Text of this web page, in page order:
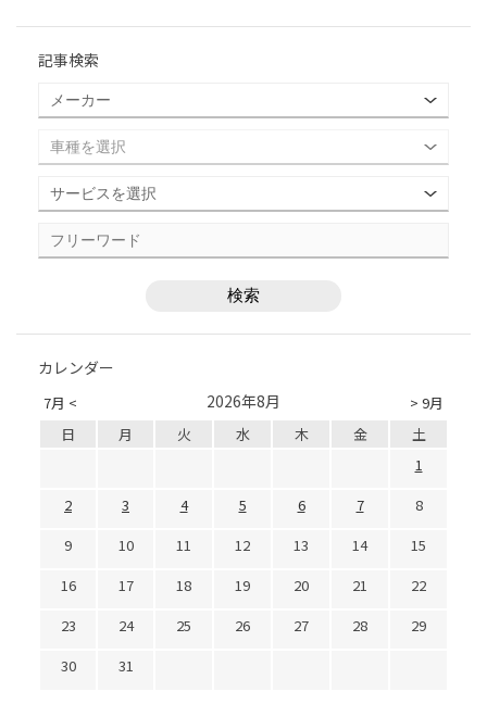
記事検索
カレンダー
7月 < > 9月
2026年8月
日 月 火 水 木 金
土
1
2
3 4 5 6 7
8
9
10 11 12 13 14
15
16
17 18 19 20 21
22
23
24 25 26 27 28
29
30
31